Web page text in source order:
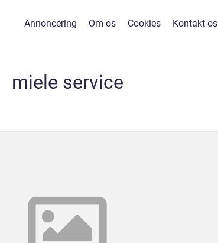
Annoncering Om os Cookies Kontakt os
miele service